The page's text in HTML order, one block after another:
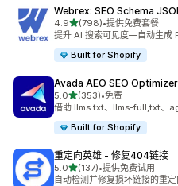
Webrex: SEO Schema
4.9星（满分 5 星）
(798)
总共 798 条评论
•提供免费套餐
提升 AI 搜索可见度—自动生成
Built for Shopify
Avada AEO SEO
5.0星（满分 5 星）
(353)
总共 353 条评论
•免费
借助 llms.txt、llms-full,txt、
Built for Shopify
重定向英雄 ‑ 修复404链接
5.0星（满分 5 星）
(137)
总共 137 条评论
•提供免费试用
自动检测并修复损坏链接的重定